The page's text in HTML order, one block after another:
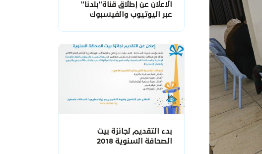
الاعلان عن إطلاق قناة"بلدنا"
عبر اليوتيوب والفيسبوك
بدء التقديم لجائزة بيت
الصحافة السنوية 2018